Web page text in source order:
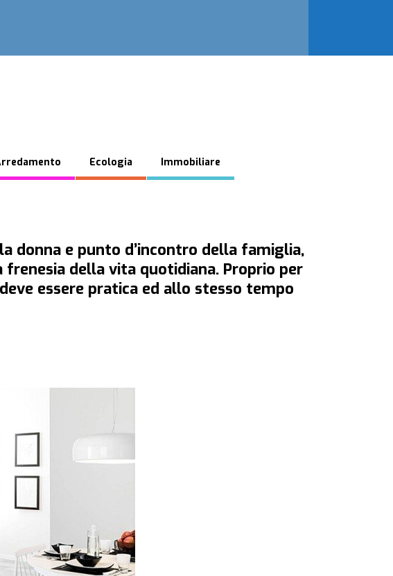
Ecologia Immobiliare
donna e punto d’incontro della famiglia,
della vita quotidiana. Proprio per
essere pratica ed allo stesso tempo